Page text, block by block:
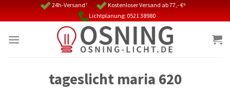
24h-Versand⁷
Kostenloser Versand ab 77,- €⁵
Lichtplanung: 0521 38980
tageslicht maria 620